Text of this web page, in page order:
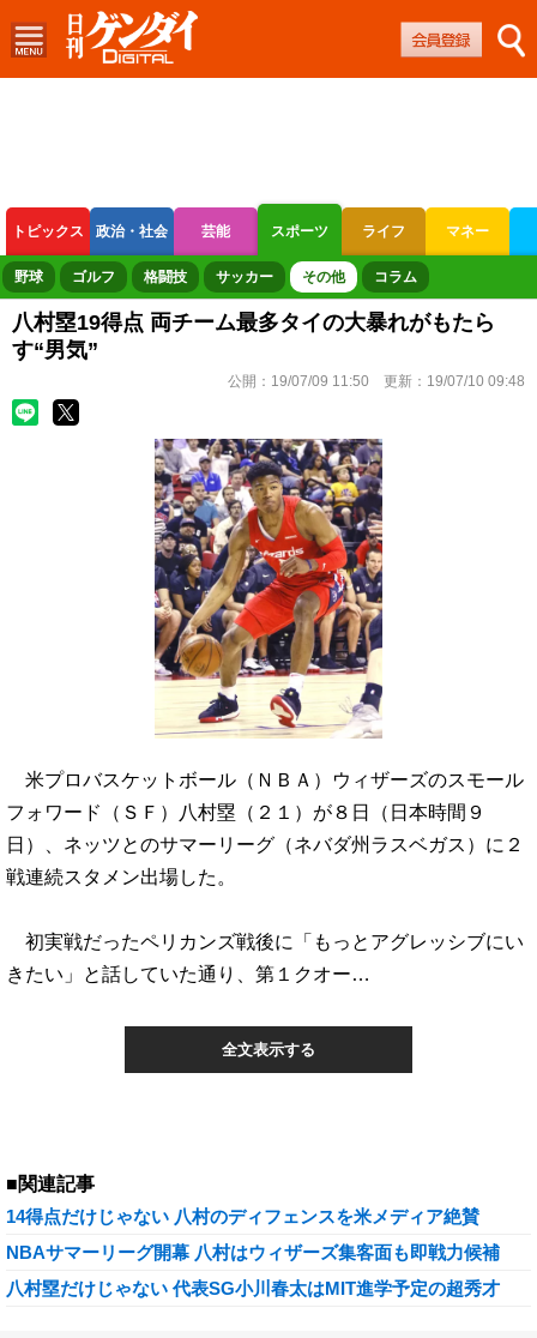
トピックス 政治・社会 芸能 スポーツ ライフ マネー
ボートレース 競輪 オートレース
野球 ゴルフ 格闘技 サッカー その他 コラム
八村塁19得点 両チーム最多タイの大暴れがもたら
す“男気”
公開： 19/07/09 11:50 更新： 19/07/10 09:48
米プロバスケットボール（ＮＢＡ）ウィザーズのスモール
フォワード（ＳＦ）八村塁（２１）が８日（日本時間９
日）、ネッツとのサマーリーグ（ネバダ州ラスベガス）に２
戦連続スタメン出場した。
初実戦だったペリカンズ戦後に「もっとアグレッシブにい
きたい」と話していた通り、第１クオー…
全文表示する
■関連記事
14得点だけじゃない 八村のディフェンスを米メディア絶賛
NBAサマーリーグ開幕 八村はウィザーズ集客面も即戦力候補
八村塁だけじゃない 代表SG小川春太はMIT進学予定の超秀才